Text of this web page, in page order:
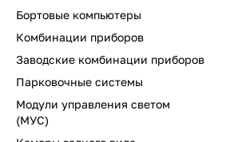
Бортовые компьютеры
Комбинации приборов
Заводские комбинации приборов
Парковочные системы
Модули управления светом
(МУС)